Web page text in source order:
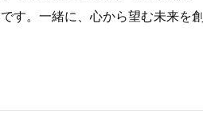
す。一緒に、心から望む未来を創